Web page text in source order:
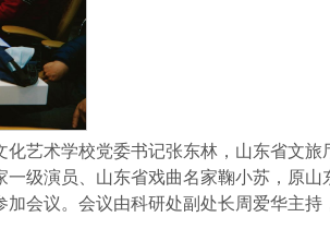
艺术学校党委书记张东林，山东省文旅
级演员、山东省戏曲名家鞠小苏，原山
会议。会议由科研处副处长周爱华主持